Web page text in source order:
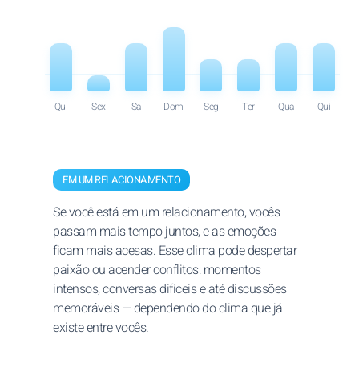
Qui Sex Sá Dom Seg Ter Qua Qui
EM UM RELACIONAMENTO
Se você está em um relacionamento, vocês
passam mais tempo juntos, e as emoções
ficam mais acesas. Esse clima pode despertar
paixão ou acender conflitos: momentos
intensos, conversas difíceis e até discussões
memoráveis — dependendo do clima que já
existe entre vocês.